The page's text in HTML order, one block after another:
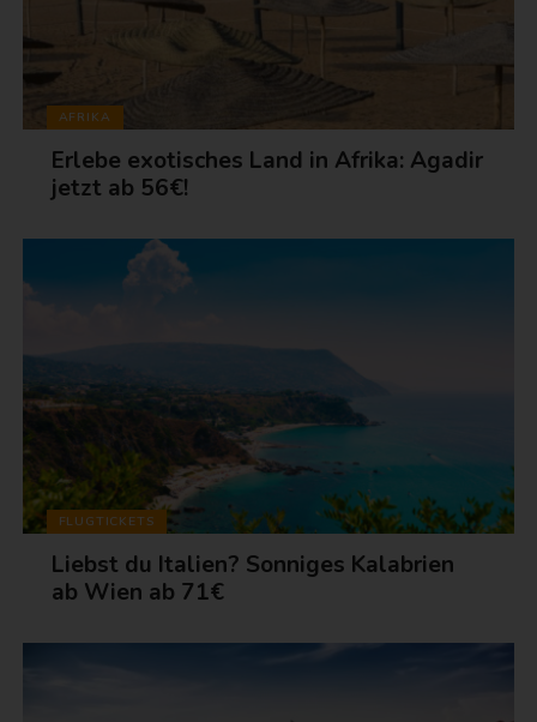
AFRIKA
Erlebe exotisches Land in Afrika: Agadir
jetzt ab 56€!
FLUGTICKETS
Liebst du Italien? Sonniges Kalabrien
ab Wien ab 71€